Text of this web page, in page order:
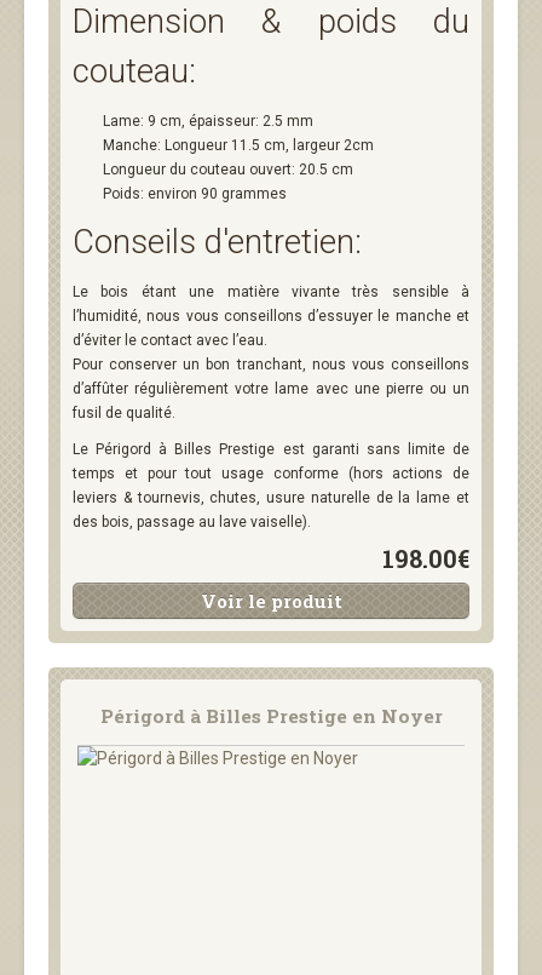
Dimension & poids du
couteau:
Lame: 9 cm, épaisseur: 2.5 mm
Manche: Longueur 11.5 cm, largeur 2cm
Longueur du couteau ouvert: 20.5 cm
Poids: environ 90 grammes
Conseils d'entretien:
Le bois étant une matière vivante très sensible à
l’humidité, nous vous conseillons d’essuyer le manche et
d’éviter le contact avec l’eau.
Pour conserver un bon tranchant, nous vous conseillons
d’affûter régulièrement votre lame avec une pierre ou un
fusil de qualité.
Le Périgord à Billes Prestige est garanti sans limite de
temps et pour tout usage conforme (hors actions de
leviers & tournevis, chutes, usure naturelle de la lame et
des bois, passage au lave vaiselle).
198.00€
Voir le produit
Périgord à Billes Prestige en Noyer